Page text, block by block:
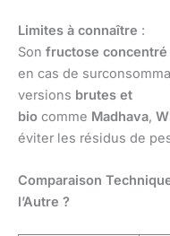
Limites à connaître :
Son fructose concentré
en cas de
versions brutes et
bio comme Madhava,
éviter les résidus de
Comparaison
l’Autre ?